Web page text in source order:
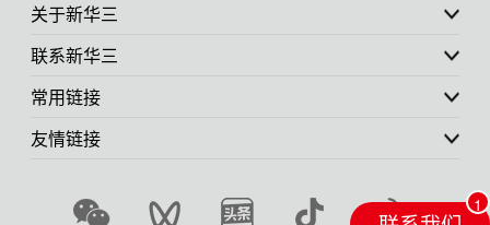
关于新华三
联系新华三
常用链接
友情链接